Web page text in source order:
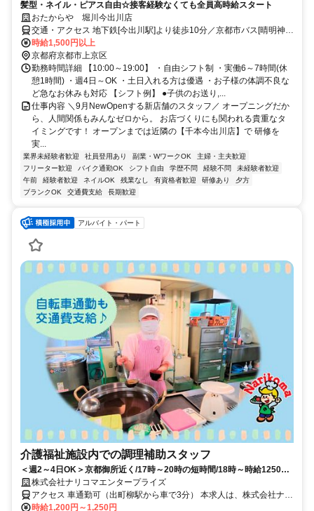
髪型・ネイル・ピアス自由☆接客経験なくても全員高時給スタート
おたからや 堀川今出川店
交通・アクセス 地下鉄[今出川駅]より徒歩10分／京都市バス[晴明神社
前]より徒歩1分/地下鉄[二条城前駅]より自転車7分／京福[北野白梅町
駅]より自転車8分/
時給1,500円以上
京都府京都市上京区
勤務時間詳細 【10:00～19:00】 ・自由シフト制 ・実働6～7時間(休
憩1時間) ・週4日～OK ・土日入れる方は優遇 ・お子様の体調不良な
ど急なお休みも対応 【シフト例】 ●子供のお送り,...
仕事内容 ＼9月NewOpenする新店舗のスタッフ／ オープニングだか
ら、人間関係もみんなゼロから。 お店づくりにも関われる貴重なタ
イミングです！ オープンまでは近隣の【千本今出川店】で 研修を
実...
業界未経験者歓迎 社員登用あり 副業・WワークOK
主婦・主夫歓迎
フリーター歓迎
バイク通勤OK シフト自由 学歴不問 経験不問
未経験者歓迎
午前
経験者歓迎 ネイルOK 残業なし 有資格者歓迎 研修あり
夕方
ブランクOK
交通費支給 長期歓迎
アルバイト・パート
介護福祉施設内での調理補助スタッフ
＜週2～4日OK＞京都御所近く/17時～20時の短時間/18時～時給1250円/
未経験・扶養内OK
株式会社ナリコマエンタープライズ
アクセス 車通勤可（出町柳駅から車で3分） 本求人は、株式会社ナリ
コマホールディングスのグループ企業である『株式会社ナリコマエン
時給1,200円～1,250円